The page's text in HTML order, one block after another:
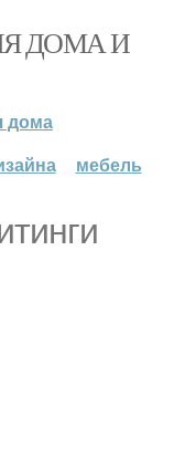
ДОМА И
дома
мебель